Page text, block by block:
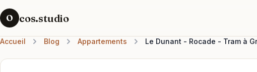
O cos.studio
Accueil Blog Appartements Le Dunant - Rocade - Tram à